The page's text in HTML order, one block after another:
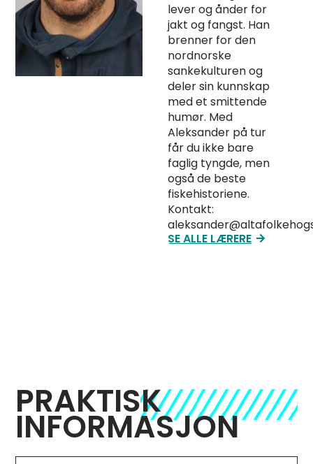
lever og ånder for
jakt og fangst. Han
brenner for den
nordnorske
sankekulturen og
deler sin kunnskap
med et smittende
humør. Med
Aleksander på tur
får du ikke bare
faglig tyngde, men
også de beste
fiskehistoriene.
Kontakt:
SE ALLE LÆRERE
PRAKTISK
INFORMASJON